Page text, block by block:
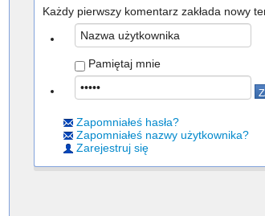
Każdy pierwszy komentarz zakłada nowy
Pamiętaj mnie
Zapomniałeś hasła?
Zapomniałeś nazwy użytkownika?
Zarejestruj się